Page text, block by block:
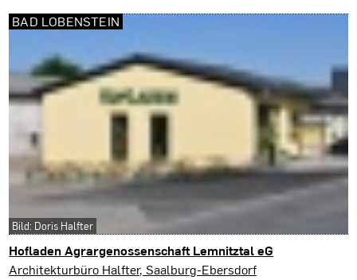
Hofladen Agrargenossenschaft Lemnitztal eG
Bad Lobenstein
Architekturbüro Halfter, Saalburg-Ebersdorf
BAD LOBENSTEIN
Bild: Doris Halfter